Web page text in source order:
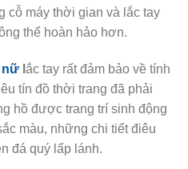
cỗ máy thời gian và lắc tay
thể hoàn hảo hơn.
nữ ắc tay rất đảm bảo về tính
tín đồ thời trang đã phải
hồ được trang trí sinh động
màu, những chi tiết điêu
đá quý lấp lánh.